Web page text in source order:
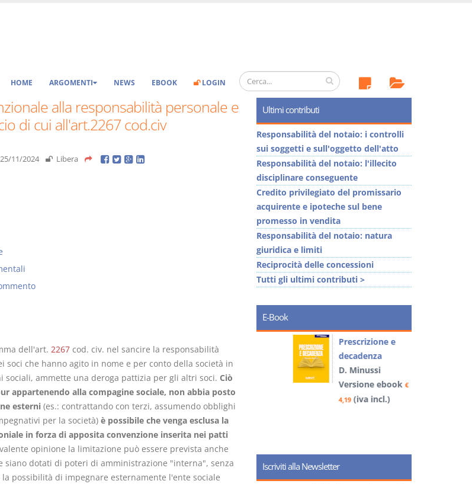
HOME ARGOMENTI NEWS EBOOK LOGIN
alla responsabilità personale e
di cui all'art.2267 cod.civ
25/11/2024 Libera
dell'art. 2267cod. civ. nel sancire la responsabilità
soci che hanno agito in nome e per conto della società in
sociali, ammette una deroga pattizia per gli altri soci. Ciò
appartenendo alla compagine sociale, non abbia posto
esterni(es.: contrattando con terzi, assumendo obblighi
per la società) è possibile che venga esclusa la
in forza di apposita convenzione inserita nei patti
opinione la limitazione può essere prevista anche
siano dotati di poteri di amministrazione "interna", senza
la possibilità di impegnare esternamente l'ente sociale
Ultimi contributi
Responsabilità del notaio: i controlli
sui soggetti e sull'oggetto dell'atto
Responsabilità del notaio: l'illecito
disciplinare conseguente
Credito privilegiato del promissario
acquirente e ipoteche sul bene
promesso in vendita
Responsabilità del notaio: natura
giuridica e limiti
Reciprocità delle concessioni
Tutti gli ultimi contributi >
E-Book
D. Minussi
Versione ebook
(iva incl.)
Abitazione
D. Minussi
Versione ebook
(iva incl.)
Prescrizione e
decadenza
D. Minussi
Versione ebook€
(iva incl.)
Iscriviti alla Newsletter